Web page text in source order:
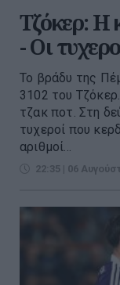
Τζόκερ: Η
- Οι
Το βράδυ της
3102 του
τζακ ποτ. Στη
τυχεροί που
αριθμοί...
22:35 | 06